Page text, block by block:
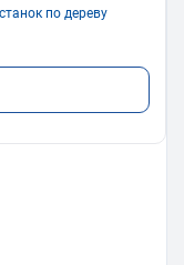
по дереву